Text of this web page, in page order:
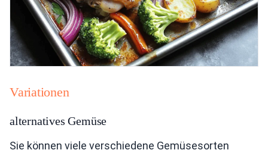
Variationen
alternatives Gemüse
Sie können viele verschiedene Gemüsesorten